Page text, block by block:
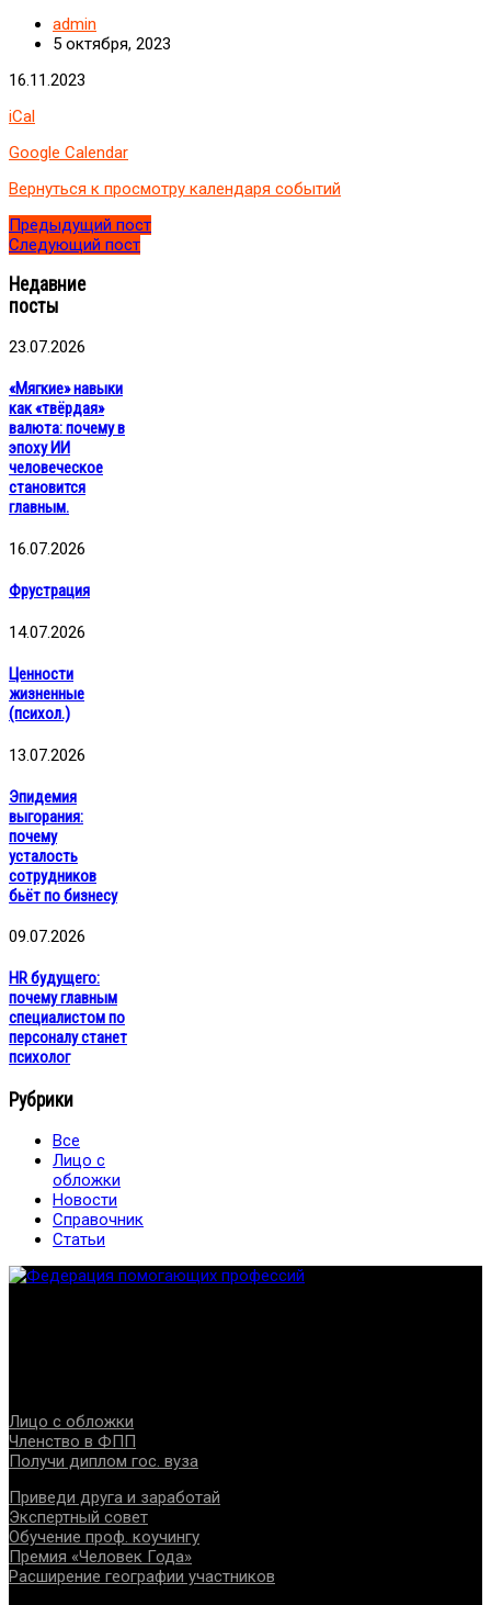
admin
5 октября, 2023
Мастер-
Дьячиной
16.11.2023
iCal
Google Calendar
Вернуться к просмотру календаря событий
Предыдущий пост
Следующий пост
Недавние
посты
23.07.2026
«Мягкие» навыки
как «твёрдая»
валюта: почему в
эпоху ИИ
человеческое
становится
главным.
16.07.2026
Фрустрация
14.07.2026
Ценности
жизненные
(психол.)
13.07.2026
Эпидемия
выгорания:
почему
усталость
сотрудников
бьёт по бизнесу
09.07.2026
HR будущего:
почему главным
специалистом по
персоналу станет
психолог
Рубрики
Все
Лицо с
обложки
Новости
Справочник
Статьи
Лицо с обложки
Членство в ФПП
Получи диплом гос. вуза
Приведи друга и заработай
Экспертный совет
Обучение проф. коучингу
Премия «Человек Года»
Расширение географии участников